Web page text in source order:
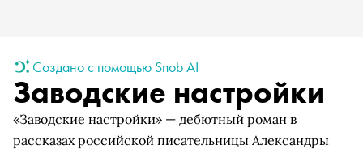
Создано с помощью Snob AI
Заводские настройки
«Заводские настройки» — дебютный роман в
рассказах российской писательницы Александры